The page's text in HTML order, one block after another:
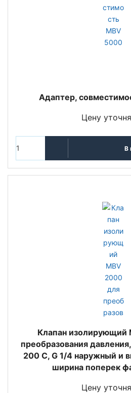
Адаптер,
Цену
В
Клапан изолирующий
преобразования
200 C, G 1/4 наружный и
ширина поперек
Цену